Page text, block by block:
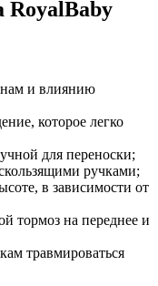
RoyalBaby
и влиянию
которое легко
для переноски;
ручками;
в зависимости от
тормоз на переднее и
травмироваться